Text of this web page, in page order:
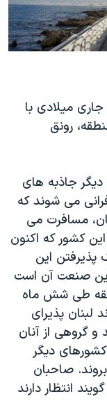
ميلادی با
رونق
جاذبه های
می شوند که
مسافرت می
کشور که اکنون
پذيرفتن اين
صنعت آن است
طی شش ماه
لبنان پذيرای
و گروهی از آنان
ديگر
صاحبان
انتظار دارند